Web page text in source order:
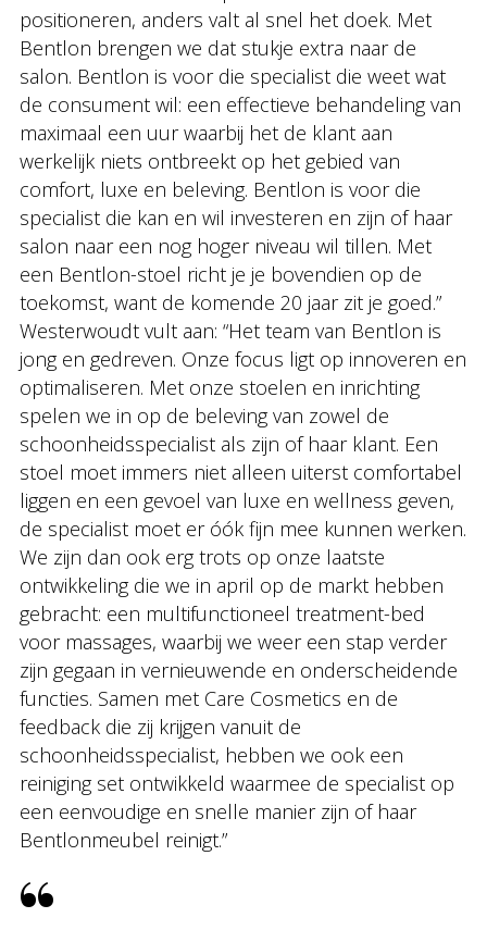
positioneren, anders valt al snel het doek. Met
Bentlon brengen we dat stukje extra naar de
salon. Bentlon is voor die specialist die weet wat
de consument wil: een effectieve behandeling van
maximaal een uur waarbij het de klant aan
werkelijk niets ontbreekt op het gebied van
comfort, luxe en beleving. Bentlon is voor die
specialist die kan en wil investeren en zijn of haar
salon naar een nog hoger niveau wil tillen. Met
een Bentlon-stoel richt je je bovendien op de
toekomst, want de komende 20 jaar zit je goed.”
Westerwoudt vult aan: “Het team van Bentlon is
jong en gedreven. Onze focus ligt op innoveren en
optimaliseren. Met onze stoelen en inrichting
spelen we in op de beleving van zowel de
schoonheidsspecialist als zijn of haar klant. Een
stoel moet immers niet alleen uiterst comfortabel
liggen en een gevoel van luxe en wellness geven,
de specialist moet er óók fijn mee kunnen werken.
We zijn dan ook erg trots op onze laatste
ontwikkeling die we in april op de markt hebben
gebracht: een multifunctioneel treatment-bed
voor massages, waarbij we weer een stap verder
zijn gegaan in vernieuwende en onderscheidende
functies. Samen met Care Cosmetics en de
feedback die zij krijgen vanuit de
schoonheidsspecialist, hebben we ook een
reiniging set ontwikkeld waarmee de specialist op
een eenvoudige en snelle manier zijn of haar
Bentlonmeubel reinigt.”